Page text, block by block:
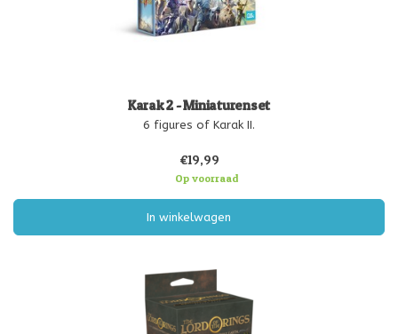
Karak 2 - Miniaturenset
6 figures of Karak II.
€19,99
Op voorraad
In winkelwagen